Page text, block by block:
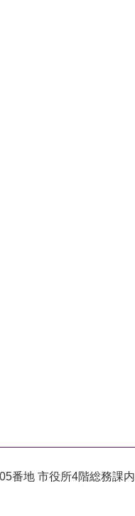
番地 市役所4階総務課内